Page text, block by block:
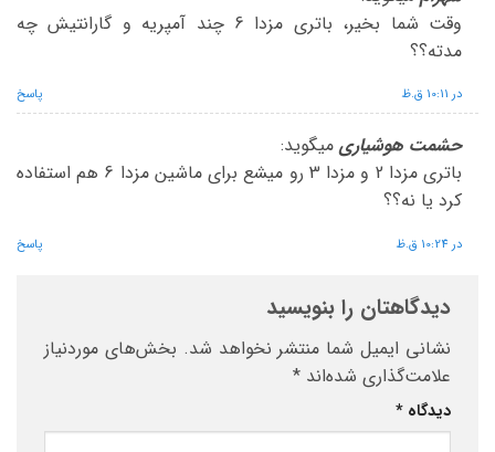
وقت شما بخیر، باتری مزدا 6 چند آمپریه و گارانتیش چه
مدته؟؟
در 10:11 ق.ظ پاسخ
حشمت هوشیاری میگوید:
باتری مزدا 2 و مزدا 3 رو میشع برای ماشین مزدا 6 هم استفاده
کرد یا نه؟؟
در 10:24 ق.ظ پاسخ
دیدگاهتان را بنویسید
نشانی ایمیل شما منتشر نخواهد شد. بخش‌های موردنیاز
علامت‌گذاری شده‌اند *
دیدگاه *